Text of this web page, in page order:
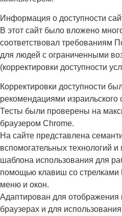
Информация о доступности
В этот сайт было вложено
соответствовал требованиям
для людей с ограниченными
(корректировки доступности
Корректировки доступности
рекомендациями израильского
Тесты были проверены на
браузером Chrome.
На сайте представлена
вспомогательных технологий
шаблона использования для
помощью клавиш со стрелками
меню и окон.
Адаптирован для отображения
браузерах и для